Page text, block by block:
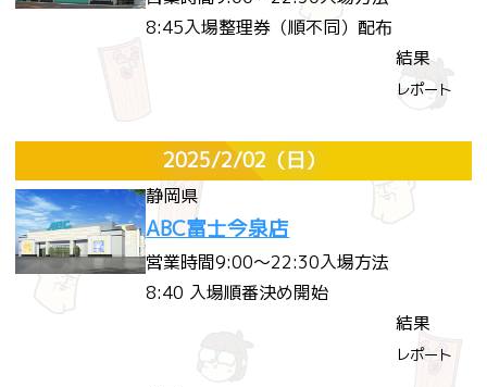
8:45入場整理券（順不同）配布
結果
レポート
2025/2/02 （日）
静岡県
ABC富士今泉店
営業時間9:00～22:30入場方法
8:40 入場順番決め開始
結果
レポート